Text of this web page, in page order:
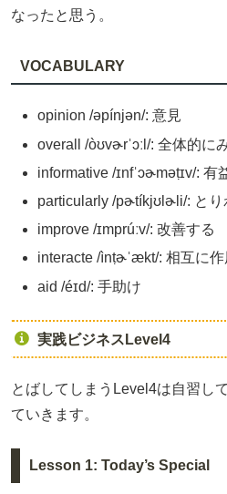
なったと思う。
VOCABULARY
opinion /əpínjən/: 意見
overall /òʊvɚrˈɔːl/: 全体的に
informative /ɪnfˈɔɚməṭɪv/:
particularly /pɚtíkjʊlɚli/: とり
improve /ɪmprúːv/: 改善する
interacte /ìnṭɚˈækt/: 相互に作
aid /éɪd/: 手助け
実践ビジネスLevel4
とばしてしまうLevel4は自習し
ていきます。
Lesson 1: Today’s Special